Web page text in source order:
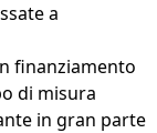
a
finanziamento
di misura
in gran parte